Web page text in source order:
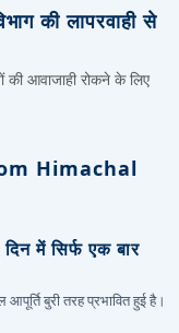
की लापरवाही से
आवाजाही रोकने के लिए
Himachal
में सिर्फ एक बार
बुरी तरह प्रभावित हुई है।